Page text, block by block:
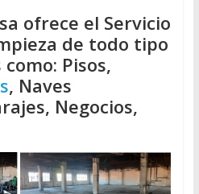
ofrece el Servicio
de todo tipo
Pisos,
, Naves
Negocios,